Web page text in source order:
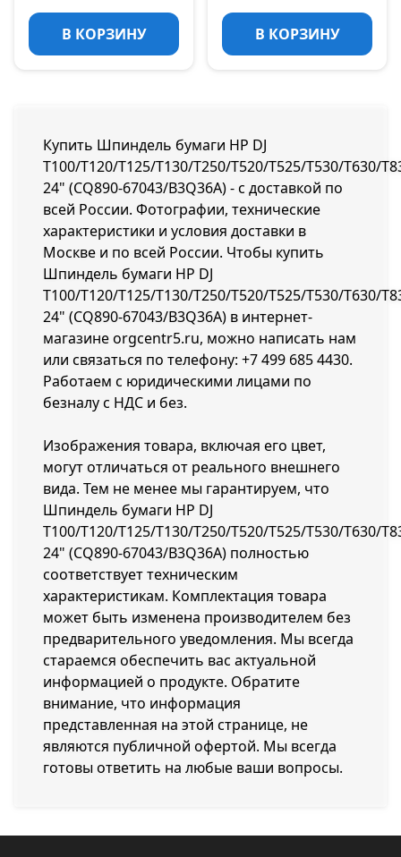
В КОРЗИНУ В КОРЗИНУ
Купить Шпиндель бумаги HP DJ
T100/T120/T125/T130/T250/T520/T525/T530/T630/
24" (CQ890-67043/B3Q36A) - с доставкой по
всей России. Фотографии, технические
характеристики и условия доставки в
Москве и по всей России. Чтобы купить
Шпиндель бумаги HP DJ
T100/T120/T125/T130/T250/T520/T525/T530/T630/
24" (CQ890-67043/B3Q36A) в интернет-
магазине orgcentr5.ru, можно написать нам
или связаться по телефону: +7 499 685 4430.
Работаем с юридическими лицами по
безналу с НДС и без.
Изображения товара, включая его цвет,
могут отличаться от реального внешнего
вида. Тем не менее мы гарантируем, что
Шпиндель бумаги HP DJ
T100/T120/T125/T130/T250/T520/T525/T530/T630/
24" (CQ890-67043/B3Q36A) полностью
соответствует техническим
характеристикам. Комплектация товара
может быть изменена производителем без
предварительного уведомления. Мы всегда
стараемся обеспечить вас актуальной
информацией о продукте. Обратите
внимание, что информация
представленная на этой странице, не
являются публичной офертой. Мы всегда
готовы ответить на любые ваши вопросы.